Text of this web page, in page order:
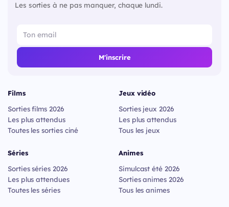
Les sorties à ne pas manquer, chaque lundi.
M'inscrire
Films
Sorties films 2026
Les plus attendus
Toutes les sorties ciné
Séries
Sorties séries 2026
Les plus attendues
Toutes les séries
Jeux vidéo
Sorties jeux 2026
Les plus attendus
Tous les jeux
Animes
Simulcast été 2026
Sorties animes 2026
Tous les animes